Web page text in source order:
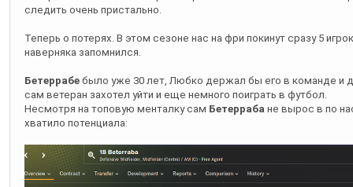
следить очень пристально.
Теперь о потерях. В этом сезоне нас на фри покинут сразу 5
наверняка запомнился.
Бетеррабе было уже 30 лет, Любко держал бы его в команде и
сам ветеран захотел уйти и еще немного поиграть в футбол.
Несмотря на топовую менталку сам Бетерраба не вырос в по
хватило потенциала: